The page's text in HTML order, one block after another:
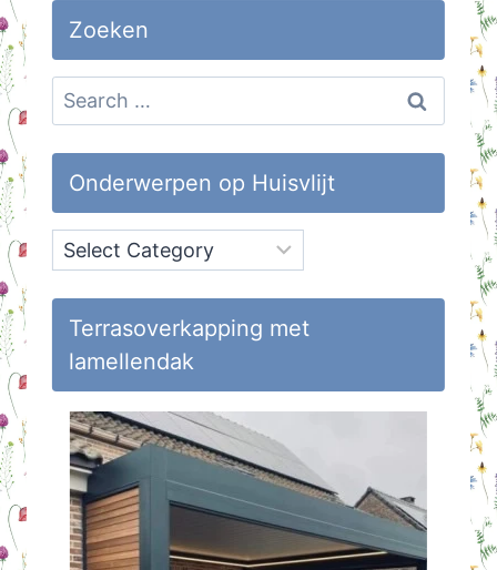
Zoeken
Search
for:
Onderwerpen op Huisvlijt
Onderwerpen
op
Huisvlijt
Terrasoverkapping met
lamellendak